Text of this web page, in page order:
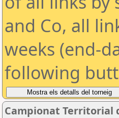
and Co, all
weeks (end-
following
Campionat Territorial